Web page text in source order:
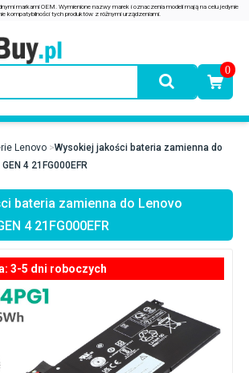
0
Lenovo
Wysokiej jakości bateria zamienna do
4 21FG000EFR
bateria zamienna do Lenovo
4 21FG000EFR
3-5 dni roboczych